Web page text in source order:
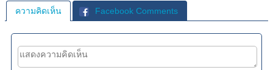
ความคิดเห็น Facebook Comments